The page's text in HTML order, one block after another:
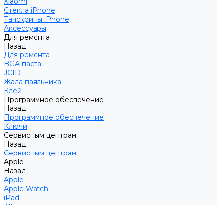
Стекла iPhone
Тачскрины iPhone
Аксессуары
Для ремонта
Назад
Для ремонта
BGA паста
JCID
Жала паяльника
Клей
Программное обеспечение
Назад
Программное обеспечение
Ключи
Сервисным центрам
Назад
Сервисным центрам
Apple
Назад
Apple
Apple Watch
iPad